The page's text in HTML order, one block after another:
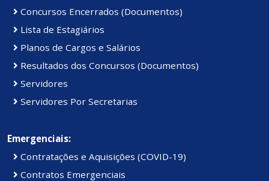
Concursos Encerrados (Documentos)
Lista de Estagiários
Planos de Cargos e Salários
Resultados dos Concursos (Documentos)
Servidores
Servidores Por Secretarias
Emergenciais:
Contratações e Aquisições (COVID-19)
Contratos Emergenciais